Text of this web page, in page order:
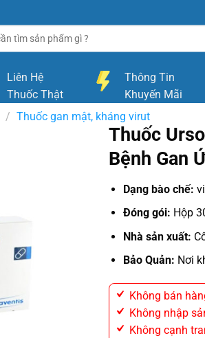
Liên Hệ
Thuốc Thật
Thông Tin
Khuyến Mãi
/ Thuốc gan mật, kháng virut
Thuốc
Bệnh Gan
Dạng bào chế:
Đóng gói: Hộp
Nhà sản xuất:
Bảo Quản: Nơi
Không bán
Không nhập
Không cạnh